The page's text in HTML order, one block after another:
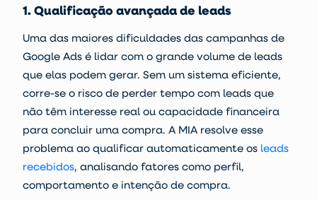
1. Qualificação avançada de leads
Uma das maiores dificuldades das campanhas de
Google Ads é lidar com o grande volume de leads
que elas podem gerar. Sem um sistema eficiente,
corre-se o risco de perder tempo com leads que
não têm interesse real ou capacidade financeira
para concluir uma compra. A MIA resolve esse
problema ao qualificar automaticamente os leads
recebidos, analisando fatores como perfil,
comportamento e intenção de compra.